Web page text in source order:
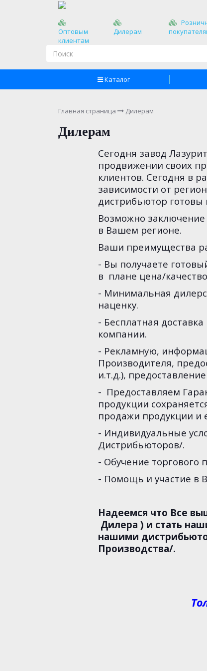
Оптовым
клиентам
Дилерам
Каталог
Главная страница Дилерам
Дилерам
Сегодня завод
продвижении своих
клиентов. Сегодня в
зависимости от
дистрибьютор
Возможно
в Вашем регионе.
Ваши преимущества
- Вы получаете
в плане цена/
- Минимальная
наценку.
- Бесплатная
компании.
- Рекламную,
Производителя,
и.т.д.),
- Предоставляем
продукции
продажи продукции и
- Индивидуальные
Дистрибьюторов/.
- Обучение
- Помощь и участие в
Надеемся что Все
Дилера ) и стать
нашими
Производства/.